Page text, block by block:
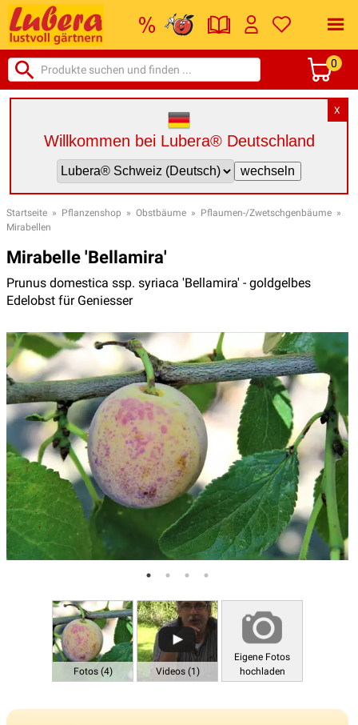
0
X
Willkommen bei Lubera® Deutschland
Startseite » Pflanzenshop » Obstbäume » Pflaumen-/Zwetschgenbäume »
Mirabellen
Mirabelle 'Bellamira'
Prunus domestica ssp. syriaca 'Bellamira' - goldgelbes
Edelobst für Geniesser
Fotos (4) Videos (1)
Eigene Fotos
hochladen